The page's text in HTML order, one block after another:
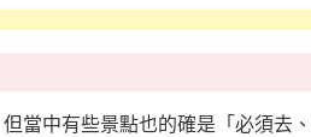
當中有些景點也的確是「必須去